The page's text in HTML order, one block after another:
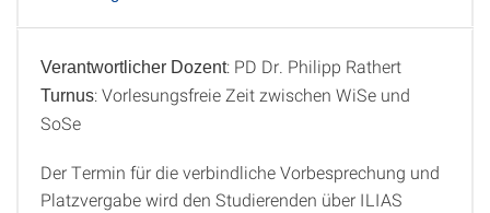
Info
Verantwortlicher Dozent: PD Dr. Philipp Rathert
Turnus: Vorlesungsfreie Zeit zwischen WiSe und
SoSe
Der Termin für die verbindliche Vorbesprechung und
Platzvergabe wird den Studierenden über ILIAS